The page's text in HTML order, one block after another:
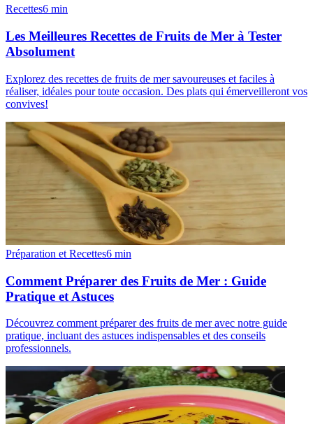
Recettes6 min
Les Meilleures Recettes de Fruits de Mer à Tester
Absolument
Explorez des recettes de fruits de mer savoureuses et faciles à
réaliser, idéales pour toute occasion. Des plats qui émerveilleront vos
convives!
Préparation et Recettes6 min
Comment Préparer des Fruits de Mer : Guide
Pratique et Astuces
Découvrez comment préparer des fruits de mer avec notre guide
pratique, incluant des astuces indispensables et des conseils
professionnels.